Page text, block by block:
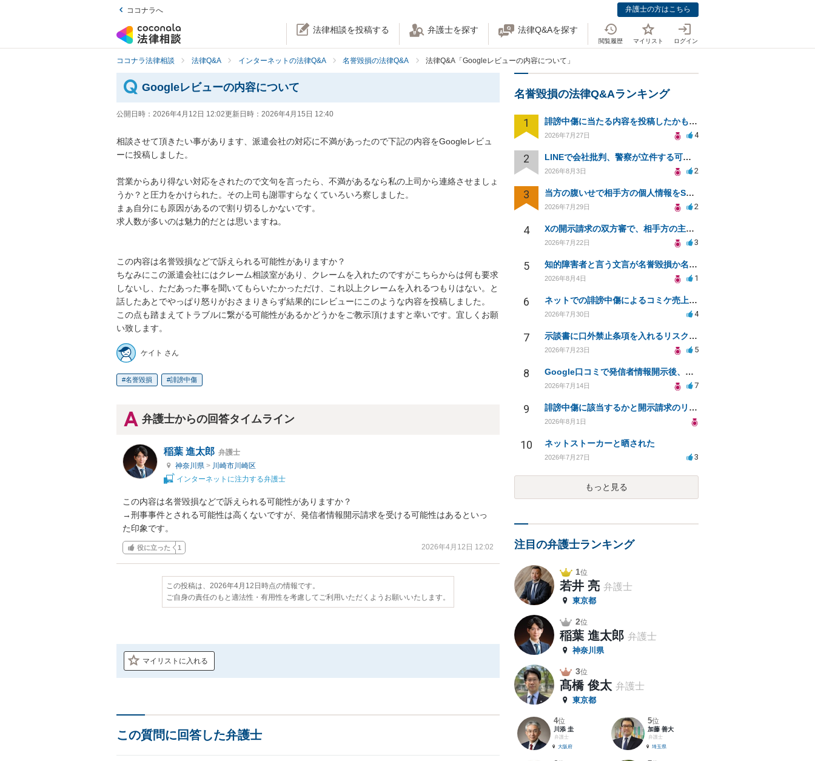
ココナラへ 弁護士の方はこちら
法律相談を投稿する 弁護士を探す 法律Q&Aを探す
閲覧履歴 マイリスト ログイン
ココナラ法律相談 法律Q&A インターネットの法律Q&A 名誉毀損の法律Q&A 法律Q&A「Googleレビューの内容について」
Googleレビューの内容について
公開日時： 2026年4月12日 12:02更新日時： 2026年4月15日 12:40
相談させて頂きたい事があります、派遣会社の対応に不満があったので下記の内容をGoogleレビュ
ーに投稿しました。
営業からあり得ない対応をされたので文句を言ったら、不満があるなら私の上司から連絡させましょ
うか？と圧力をかけられた。その上司も謝罪すらなくていろいろ察しました。
まぁ自分にも原因があるので割り切るしかないです。
求人数が多いのは魅力的だとは思いますね。
この内容は名誉毀損などで訴えられる可能性がありますか？
ちなみにこの派遣会社にはクレーム相談室があり、クレームを入れたのですがこちらからは何も要求
しないし、ただあった事を聞いてもらいたかっただけ、これ以上クレームを入れるつもりはない。と
話したあとでやっぱり怒りがおさまりきらず結果的にレビューにこのような内容を投稿しました。
この点も踏まえてトラブルに繋がる可能性があるかどうかをご教示頂けますと幸いです。宜しくお願
い致します。
ケイト さん
名誉毀損 誹謗中傷
弁護士からの回答タイムライン
稲葉 進太郎 弁護士
神奈川県 > 川崎市川崎区
インターネットに注力する弁護士
この内容は名誉毀損などで訴えられる可能性がありますか？
→刑事事件とされる可能性は高くないですが、発信者情報開示請求を受ける可能性はあるといっ
た印象です。
役に立った 1 2026年4月12日 12:02
この投稿は、2026年4月12日時点の情報です。
ご自身の責任のもと適法性・有用性を考慮してご利用いただくようお願いいたします。
マイリストに入れる
この質問に回答した弁護士
名誉毀損の法律Q&Aランキング
1 誹謗中傷に当たる内容を投稿したかもしれない。開示請求や民事刑事裁判に発展しうるのか教えて欲しい。
2026年7月27日 4
2 LINEで会社批判、警察が立件する可能性は？
2026年8月3日 2
3 当方の腹いせで相手方の個人情報をSNSで晒してしまい名誉毀損させてしまったかもしれない
2026年7月29日 2
4 Xの開示請求の双方審で、相手方の主張が口頭ばかりで把握しきれません
2026年7月22日 3
5 知的障害者と言う文言が名誉毀損か名誉感情の侵害になるか教えてほしい。
2026年8月4日 1
6 ネットでの誹謗中傷によるコミケ売上減少、損害賠償は可能か？
2026年7月30日 4
7 示談書に口外禁止条項を入れるリスクはありますか？
2026年7月23日 5
8 Google口コミで発信者情報開示後、損害賠償請求を受けています。示談について相談です。
2026年7月14日 7
9 誹謗中傷に該当するかと開示請求のリスクを知りたい
2026年8月1日
10 ネットストーカーと晒された
2026年7月27日 3
もっと見る
注目の弁護士ランキング
1位
若井 亮 弁護士
東京都
2位
稲葉 進太郎 弁護士
神奈川県
3位
髙橋 俊太 弁護士
東京都
4位
川添 圭
弁護士
大阪府
5位
加藤 善大
弁護士
埼玉県